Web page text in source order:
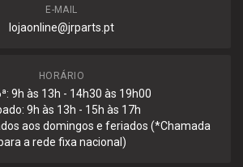
E-MAIL
lojaonline@jrparts.pt
HORÁRIO
9h às 13h - 14h30 às 19h00
9h às 13h - 15h às 17h
aos domingos e feriados (*Chamada
a rede fixa nacional)